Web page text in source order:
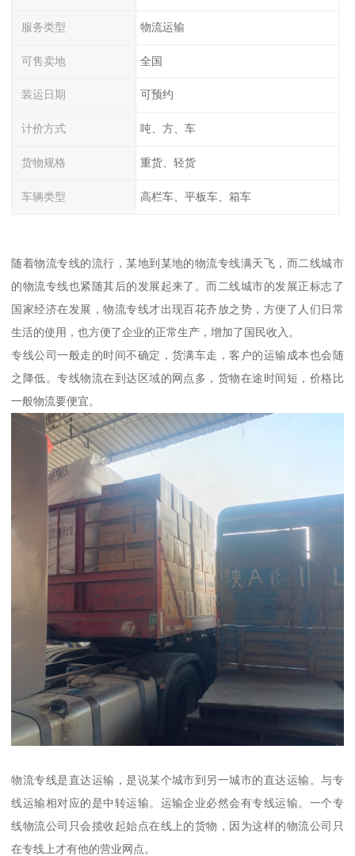
服务类型 物流运输
可售卖地 全国
装运日期 可预约
计价方式 吨、方、车
货物规格 重货、轻货
车辆类型 高栏车、平板车、箱车
随着物流专线的流行，某地到某地的物流专线满天飞，而二线城市
的物流专线也紧随其后的发展起来了。而二线城市的发展正标志了
国家经济在发展，物流专线才出现百花齐放之势，方便了人们日常
生活的使用，也方便了企业的正常生产，增加了国民收入。
专线公司一般走的时间不确定，货满车走，客户的运输成本也会随
之降低。专线物流在到达区域的网点多，货物在途时间短，价格比
一般物流要便宜。
物流专线是直达运输，是说某个城市到另一城市的直达运输。与专
线运输相对应的是中转运输。运输企业必然会有专线运输。一个专
线物流公司只会揽收起始点在线上的货物，因为这样的物流公司只
在专线上才有他的营业网点。